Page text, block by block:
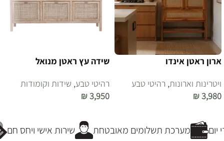
ארון ראטן אינדו
ויטרינות וארונות, רהיטי טבע
₪3,980
שידה עץ ראטן מנואל
רהיטי טבע, שידות וקומודות
₪3,950
שירות אישי ויחס חם מערכת תשלומים מאובטחת